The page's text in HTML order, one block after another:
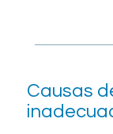
Causas